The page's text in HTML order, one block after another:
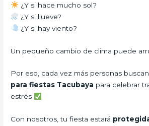
¿Y si hace mucho sol?
¿Y si llueve?
¿Y si hay viento?
Un pequeño cambio de clima puede
Por eso, cada vez más personas buscan
para fiestas Tacubaya para celebrar
estrés
Con nosotros, tu fiesta estará